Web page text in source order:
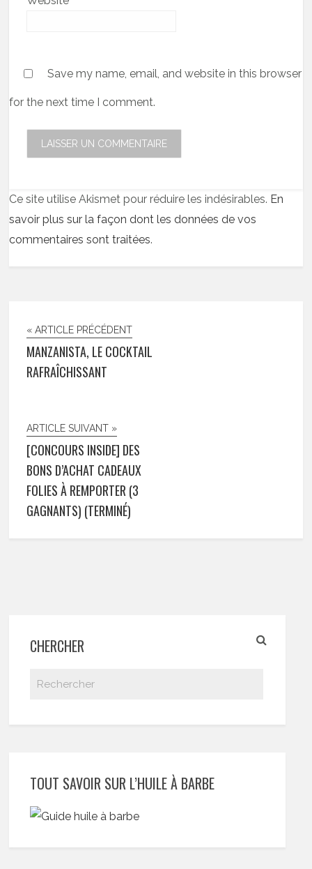
Save my name, email, and website in this browser
for the next time I comment.
Ce site utilise Akismet pour réduire les indésirables. En
savoir plus sur la façon dont les données de vos
commentaires sont traitées.
« ARTICLE PRÉCÉDENT
MANZANISTA, LE COCKTAIL
RAFRAÎCHISSANT
ARTICLE SUIVANT »
[CONCOURS INSIDE] DES
BONS D’ACHAT CADEAUX
FOLIES À REMPORTER (3
GAGNANTS) (TERMINÉ)
CHERCHER
TOUT SAVOIR SUR L’HUILE À BARBE